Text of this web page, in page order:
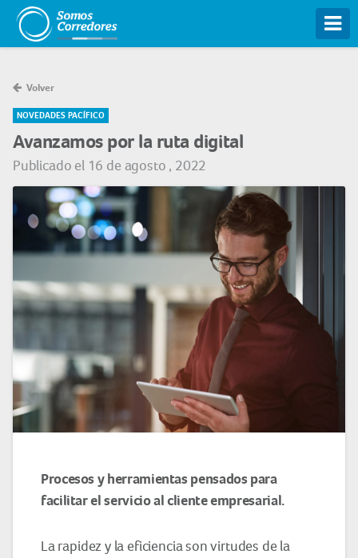
Volver
NOVEDADES PACÍFICO
Avanzamos por la ruta digital
Publicado el 16 de agosto , 2022
Procesos y herramientas pensados para
facilitar el servicio al cliente empresarial.
La rapidez y la eficiencia son virtudes de la